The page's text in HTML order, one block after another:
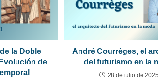
la Doble
de
André Courrèges, el
del futurismo en la
28 de julio de 2025